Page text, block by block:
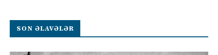
SON ƏLAVƏLƏR